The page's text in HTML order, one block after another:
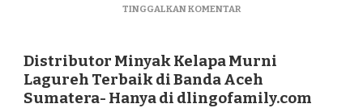
TINGGALKAN KOMENTARPADA
KELAPA
MURNI
LAGUREH
TERBAIK
Distributor Minyak Kelapa Murni
Lagureh Terbaik di Banda Aceh
Sumatera- Hanya di dlingofamily.com